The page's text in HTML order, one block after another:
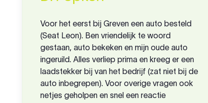
Voor het eerst bij Greven een auto besteld
(Seat Leon). Ben vriendelijk te woord
gestaan, auto bekeken en mijn oude auto
ingeruild. Alles verliep prima en kreeg er een
laadstekker bij van het bedrijf (zat niet bij de
auto inbegrepen). Voor overige vragen ook
netjes geholpen en snel een reactie